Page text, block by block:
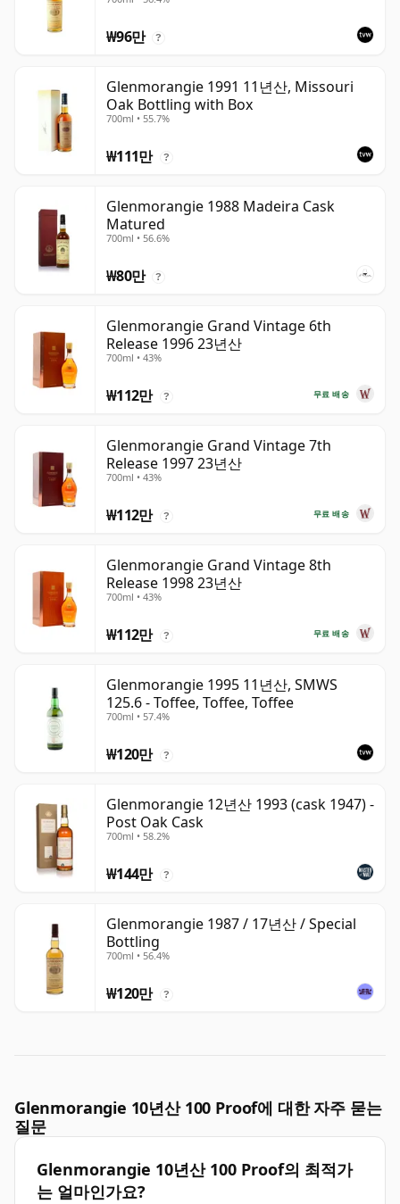
₩96만 ?
Glenmorangie 1991 11년산, Missouri
Oak Bottling with Box
700ml • 55.7%
₩111만 ?
Glenmorangie 1988 Madeira Cask
Matured
700ml • 56.6%
₩80만 ?
Glenmorangie Grand Vintage 6th
Release 1996 23년산
700ml • 43%
무료 배송
₩112만 ?
Glenmorangie Grand Vintage 7th
Release 1997 23년산
700ml • 43%
무료 배송
₩112만 ?
Glenmorangie Grand Vintage 8th
Release 1998 23년산
700ml • 43%
무료 배송
₩112만 ?
Glenmorangie 1995 11년산, SMWS
125.6 - Toffee, Toffee, Toffee
700ml • 57.4%
₩120만 ?
Glenmorangie 12년산 1993 (cask 1947) -
Post Oak Cask
700ml • 58.2%
₩144만 ?
Glenmorangie 1987 / 17년산 / Special
Bottling
700ml • 56.4%
₩120만 ?
Glenmorangie 10년산 100 Proof에 대한 자주 묻는
질문
Glenmorangie 10년산 100 Proof의 최적가
는 얼마인가요?